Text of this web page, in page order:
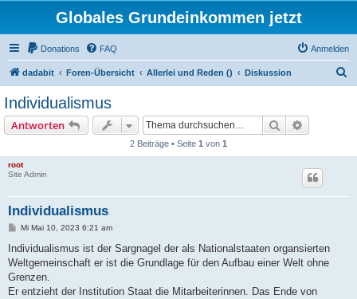
Globales Grundeinkommen jetzt
Donations FAQ Anmelden
dadabit Foren-Übersicht Allerlei und Reden () Diskussion
Individualismus
Antworten Suche
2 Beiträge • Seite 1 von 1
root
Site Admin
Individualismus
B
i
r
a
Mi Mai 10, 2023 6:21 am
Individualismus ist der Sargnagel der als Nationalstaaten organsierten
Weltgemeinschaft er ist die Grundlage für den Aufbau einer Welt ohne
Grenzen.
Er entzieht der Institution Staat die Mitarbeiterinnen. Das Ende von